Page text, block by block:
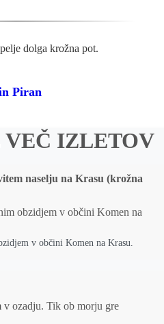
dolga krožna pot.
Piran
VEČ IZLETOV
naselju na Krasu (krožna
v občini Komen na Krasu.